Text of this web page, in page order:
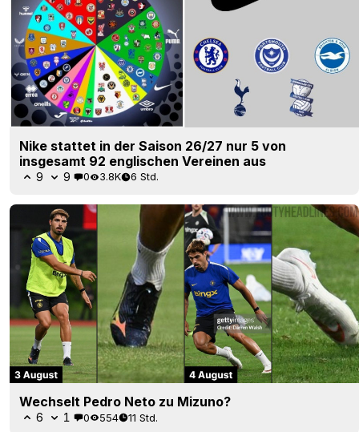
Nike stattet in der Saison 26/27 nur 5 von
insgesamt 92 englischen Vereinen aus
9 9 0 3.8K 6 Std.
Wechselt Pedro Neto zu Mizuno?
6 1 0 554 11 Std.